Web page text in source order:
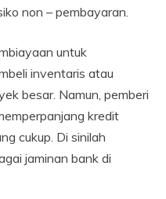
non – pembayaran.
untuk
inventaris atau
besar. Namun, pemberi
kredit
cukup. Di sinilah
jaminan bank di